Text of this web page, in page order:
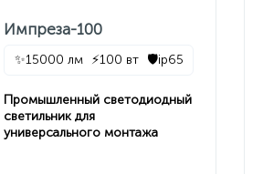
Импреза-100
✨15000 лм ⚡100 вт 🛡️ip65
Промышленный светодиодный
светильник для
универсального монтажа